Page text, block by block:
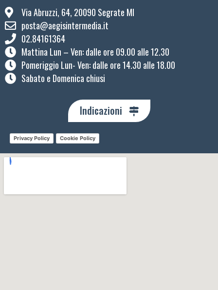
Via Abruzzi, 64, 20090 Segrate MI
posta@aegisintermedia.it
02.84161364
Mattina Lun – Ven: ​dalle ore 09.00 alle 12.30
Pomeriggio Lun- Ven: dalle ore 14.30 alle 18.00
Sabato e Domenica chiusi
Indicazioni
Privacy Policy Cookie Policy